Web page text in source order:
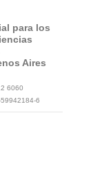
para los
Aires
6060
6